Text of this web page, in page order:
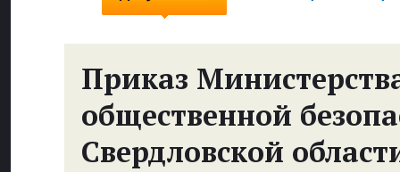
Приказ
общественной
Свердловской